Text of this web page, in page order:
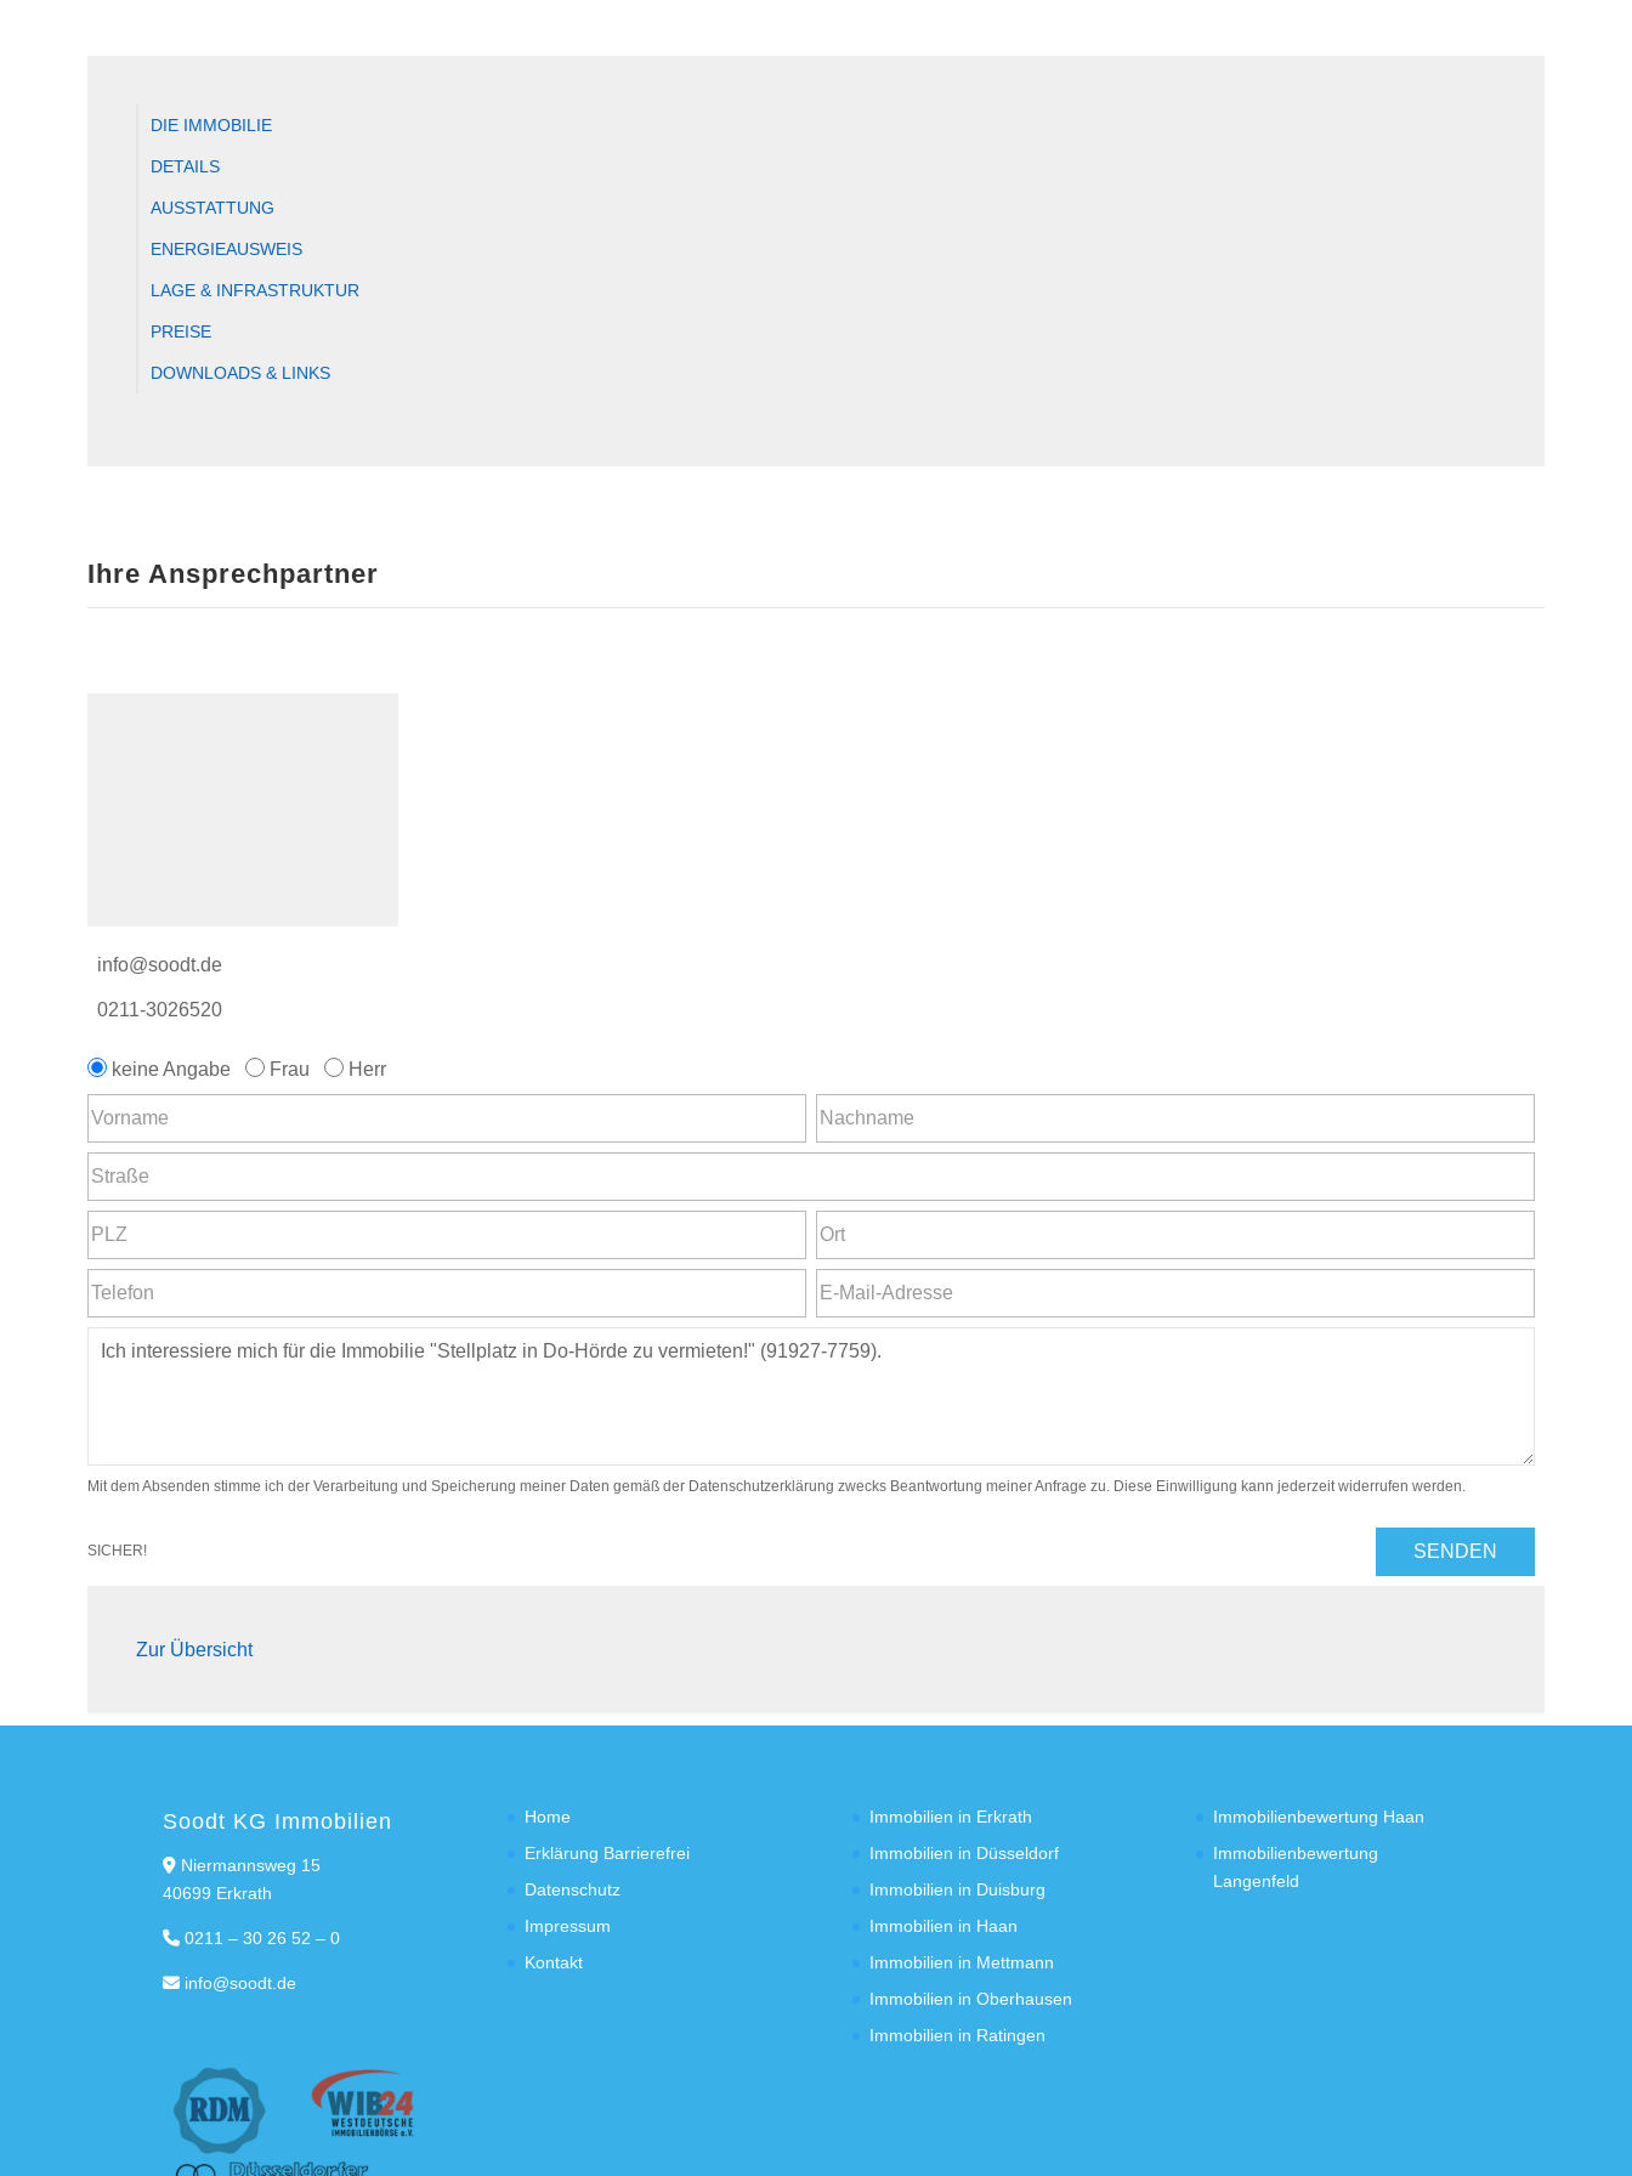
DIE IMMOBILIE
DETAILS
AUSSTATTUNG
ENERGIEAUSWEIS
LAGE & INFRASTRUKTUR
PREISE
DOWNLOADS & LINKS
Ihre Ansprechpartner
info@soodt.de
0211-3026520
keine Angabe Frau Herr
Mit dem Absenden stimme ich der Verarbeitung und Speicherung meiner Daten gemäß der Datenschutzerklärung zwecks Beantwortung meiner Anfrage zu. Diese Einwilligung kann jederzeit widerrufen werden.
SICHER! SENDEN
Zur Übersicht
Soodt KG Immobilien
Niermannsweg 15
40699 Erkrath
0211 – 30 26 52 – 0
info@soodt.de
Home
Erklärung Barrierefrei
Datenschutz
Impressum
Kontakt
Immobilien in Erkrath
Immobilien in Düsseldorf
Immobilien in Duisburg
Immobilien in Haan
Immobilien in Mettmann
Immobilien in Oberhausen
Immobilien in Ratingen
Immobilienbewertung Haan
Immobilienbewertung
Langenfeld